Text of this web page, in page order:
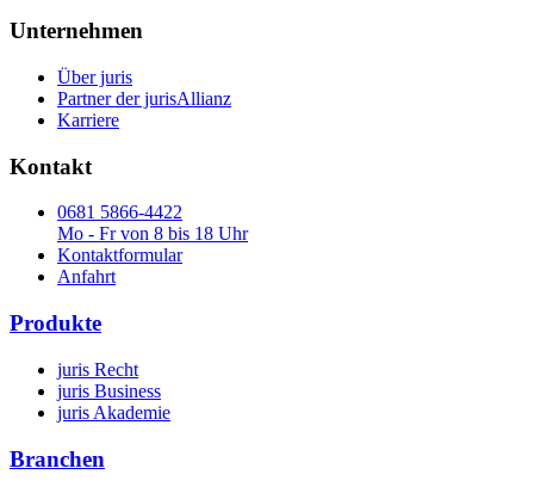
Unternehmen
Über juris
Partner der jurisAllianz
Karriere
Kontakt
0681 5866-4422
Mo - Fr von 8 bis 18 Uhr
Kontaktformular
Anfahrt
Produkte
juris Recht
juris Business
juris Akademie
Branchen